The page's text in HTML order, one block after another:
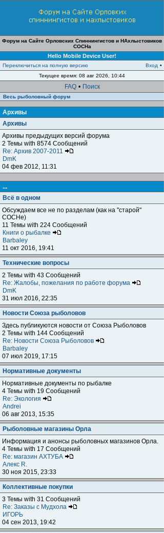
Форум на Сайте Орловских Спиннингистов и НАхлыстовиков
СОСНа
Hello Mobile Device User!
Переключиться на полную версию Вход •
Текущее время: 08 авг 2026, 10:44
FAQ • Поиск
Весь рыболовный форум
Архивы
Архивы
Архивы предыдущих версий форума
2 Темы with 8574 Сообщений
Re: Архив 2007-2011
DmK
04 фев 2012, 11:31
...
Всё в одном
Обсуждаем все не по разделам (как на "старой"
СОСНе)
11 Темы with 224 Сообщений
Книги о рыбалке
Barbaley
11 окт 2016, 19:41
Технические вопросы
2 Темы with 43 Сообщений
Re: Жалобы, пожелания по работе форума
DmK
31 июл 2016, 22:35
Новости Союза рыболовов
Здесь публикуются новости от Союза Рыболовов
2 Темы with 144 Сообщений
Re: Новости Союза Рыболовов
Barbaley
07 июл 2019, 17:15
Нормативные документы
Нормативные документы по рыбалке
4 Темы with 19 Сообщений
Re: Экология
Andrei
06 авг 2013, 15:35
Рыболовные магазины Орла
Информация и анонсы рыболовных магазинов Орла.
4 Темы with 17 Сообщений
Re: магазин АХТУБА
Алекс R.
30 ноя 2015, 23:33
Коллективные покупки
3 Темы with 31 Сообщений
Re: Заказы с Мудхола
ИГОРЬ
04 сен 2013, 19:42